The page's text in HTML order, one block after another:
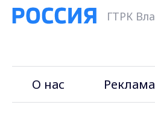
ГТРК
О нас Реклама